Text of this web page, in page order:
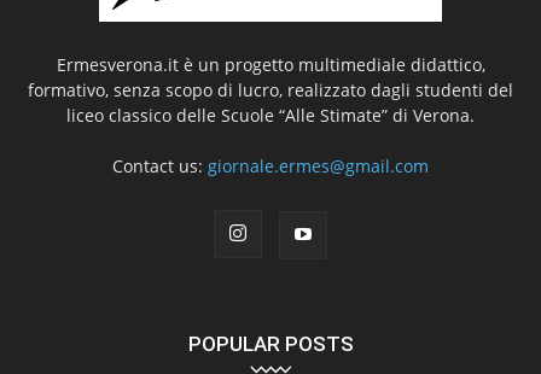
Ermesverona.it è un progetto multimediale didattico,
formativo, senza scopo di lucro, realizzato dagli studenti del
liceo classico delle Scuole “Alle Stimate” di Verona.
Contact us: giornale.ermes@gmail.com
POPULAR POSTS